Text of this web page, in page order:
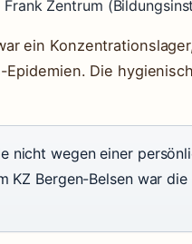
Zentrum
ein
Epidemien. Die
nicht wegen einer
KZ Bergen-Belsen war